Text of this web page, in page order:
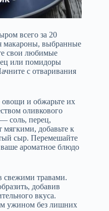
всего за 20
макароны, выбранные
свои любимые
или помидоры
с отваривания
овощи и обжарьте их
оливкового
соль, перец,
мягкими, добавьте к
сыр. Перемешайте
ароматное блюдо
свежими травами.
добавив
вкуса.
ужином без лишних